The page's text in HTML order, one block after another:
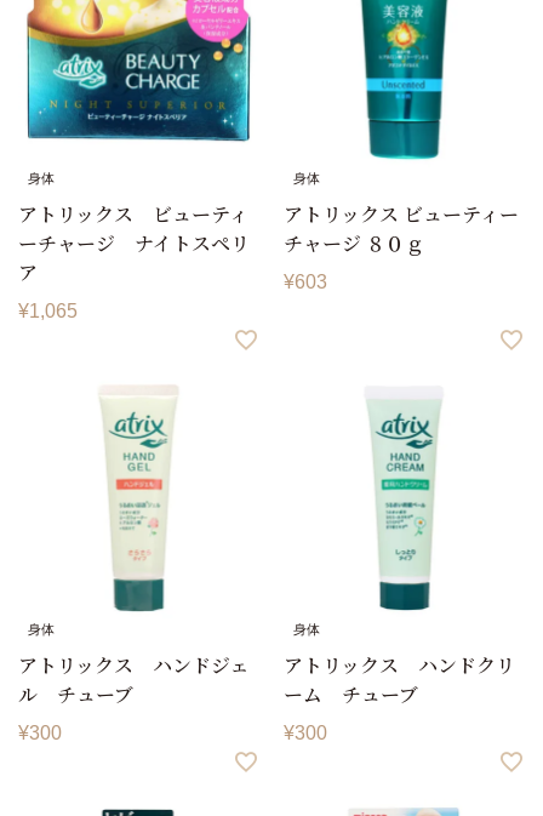
身体
アトリックス ビューティ
ーチャージ ナイトスペリ
ア
¥1,065
身体
アトリックス ビューティー
チャージ ８０ｇ
¥603
身体
アトリックス ハンドジェ
ル チューブ
¥300
身体
アトリックス ハンドクリ
ーム チューブ
¥300